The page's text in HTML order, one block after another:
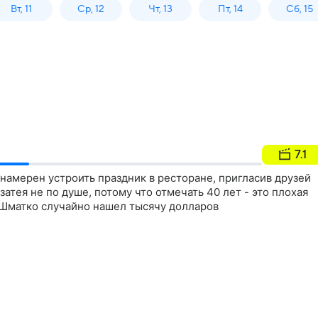
Вт, 11 Ср, 12 Чт, 13 Пт, 14 Сб, 15
7.1
устроить праздник в ресторане, пригласив друзей
не по душе, потому что отмечать 40 лет - это плохая
случайно нашел тысячу долларов